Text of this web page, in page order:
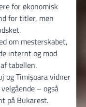
for økonomisk
for titler, men
om mesterskabet,
internt og mod
tabellen.
og Timișoara vidner
– også
på Bukarest.